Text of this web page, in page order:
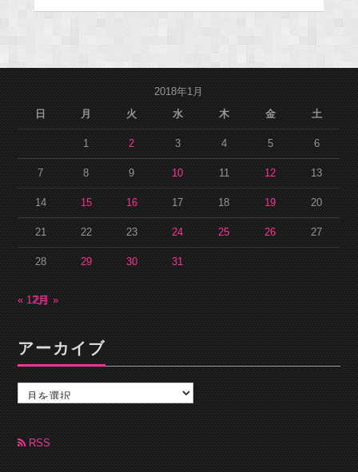
2018年1月
日
月 火 水 木 金 土
1 2 3 4 5 6
7 8 9 10 11 12 13
14 15 16 17 18 19 20
21 22 23 24 25 26 27
28 29 30 31
« 12月2月 »
アーカイブ
カ
ブ RSS